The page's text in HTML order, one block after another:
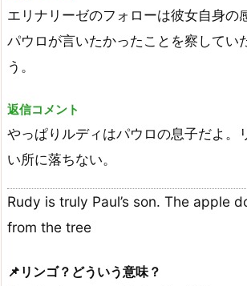
エリナリーゼのフォローは彼女自身の
パウロが言いたかったことを察してい
う。
返信コメント
やっぱりルディはパウロの息子だよ。
い所に落ちない。
Rudy is truly Paul’s son. The apple
from the tree
📌リンゴ？どういう意味？